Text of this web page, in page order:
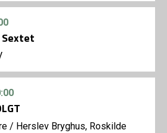
/ Herslev Bryghus, Roskilde